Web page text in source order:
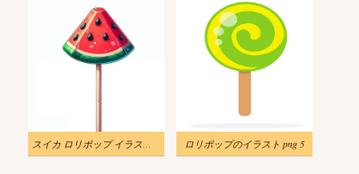
スイカ ロリポップ イラスト 無料 ロリポップのイラスト png 5